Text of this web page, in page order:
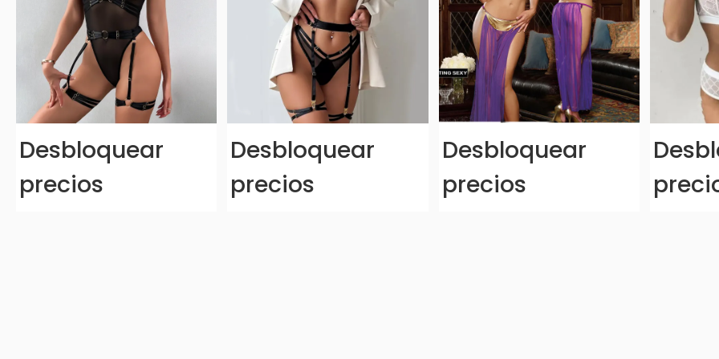
Desbloquear
precios
Desbloquear
precios
Desbloquear
precios